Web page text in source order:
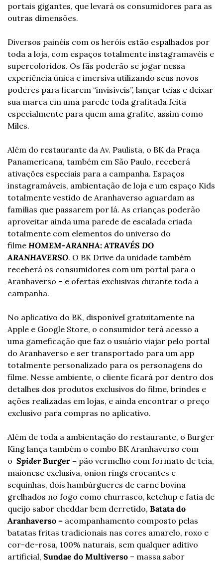
portais gigantes, que levará os consumidores para as
outras dimensões.
Diversos painéis com os heróis estão espalhados por
toda a loja, com espaços totalmente instagramavéis e
supercoloridos. Os fãs poderão se jogar nessa
experiência única e imersiva utilizando seus novos
poderes para ficarem “invisíveis”, lançar teias e deixar
sua marca em uma parede toda grafitada feita
especialmente para quem ama grafite, assim como
Miles.
Além do restaurante da Av. Paulista, o BK da Praça
Panamericana, também em São Paulo, receberá
ativações especiais para a campanha. Espaços
instagramáveis, ambientação de loja e um espaço Kids
totalmente vestido de Aranhaverso aguardam as
famílias que passarem por lá. As crianças poderão
aproveitar ainda uma parede de escalada criada
totalmente com elementos do universo do
filme HOMEM-ARANHA: ATRAVÉS DO
ARANHAVERSO. O BK Drive da unidade também
receberá os consumidores com um portal para o
Aranhaverso – e ofertas exclusivas durante toda a
campanha.
No aplicativo do BK, disponível gratuitamente na
Apple e Google Store, o consumidor terá acesso a
uma gameficação que faz o usuário viajar pelo portal
do Aranhaverso e ser transportado para um app
totalmente personalizado para os personagens do
filme. Nesse ambiente, o cliente ficará por dentro dos
detalhes dos produtos exclusivos do filme, brindes e
ações realizadas em lojas, e ainda encontrar o preço
exclusivo para compras no aplicativo.
Além de toda a ambientação do restaurante, o Burger
King lança também o combo BK Aranhaverso com
o Spider Burger – pão vermelho com formato de teia,
maionese exclusiva, onion rings crocantes e
sequinhas, dois hambúrgueres de carne bovina
grelhados no fogo como churrasco, ketchup e fatia de
queijo sabor cheddar bem derretido, Batata do
Aranhaverso – acompanhamento composto pelas
batatas fritas tradicionais nas cores amarelo, roxo e
cor-de-rosa, 100% naturais, sem qualquer aditivo
artificial, Sundae do Multiverso – massa sabor